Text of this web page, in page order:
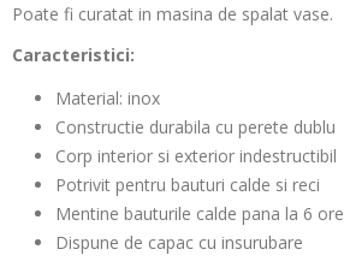
Poate fi curatat in masina de spalat vase.
Caracteristici:
Material: inox
Constructie durabila cu perete dublu
Corp interior si exterior indestructibil
Potrivit pentru bauturi calde si reci
Mentine bauturile calde pana la 6 ore
Dispune de capac cu insurubare